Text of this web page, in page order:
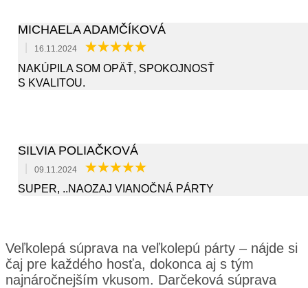
MICHAELA ADAMČÍKOVÁ
16.11.2024
NAKÚPILA SOM OPÄŤ, SPOKOJNOSŤ
S KVALITOU.
SILVIA POLIAČKOVÁ
09.11.2024
SUPER, ..NAOZAJ VIANOČNÁ PÁRTY
Veľkolepá súprava na veľkolepú párty – nájde si
čaj pre každého hosťa, dokonca aj s tým
najnáročnejším vkusom. Darčeková súprava